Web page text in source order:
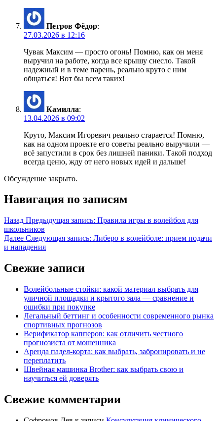
Петров Фёдор:
27.03.2026 в 12:16
Чувак Максим — просто огонь! Помню, как он меня
выручил на работе, когда все крышу снесло. Такой
надежный и в теме парень, реально круто с ним
общаться! Вот бы всем таких!
Камилла:
13.04.2026 в 09:02
Круто, Максим Игоревич реально старается! Помню,
как на одном проекте его советы реально выручили —
всё запустили в срок без лишней паники. Такой подход
всегда ценю, жду от него новых идей и дальше!
Обсуждение закрыто.
Навигация по записям
Назад Предыдущая запись: Правила игры в волейбол для
школьников
Далее Следующая запись: Либеро в волейболе: прием подачи
и нападения
Свежие записи
Волейбольные стойки: какой материал выбрать для
уличной площадки и крытого зала — сравнение и
ошибки при покупке
Легальный беттинг и особенности современного рынка
спортивных прогнозов
Верификатор капперов: как отличить честного
прогнозиста от мошенника
Аренда падел-корта: как выбрать, забронировать и не
переплатить
Швейная машинка Brother: как выбрать свою и
научиться ей доверять
Свежие комментарии